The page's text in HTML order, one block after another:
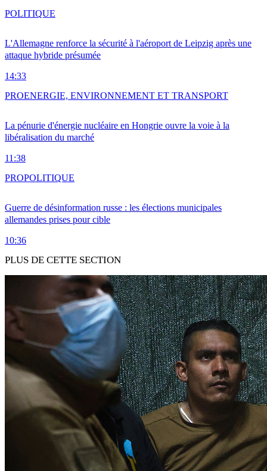
L'Allemagne renforce la sécurité à l'aéroport de Leipzig après une
attaque hybride présumée
14:33
POLITIQUE
La pénurie d'énergie nucléaire en Hongrie ouvre la voie à la
libéralisation du marché
11:38
PROENERGIE, ENVIRONNEMENT ET TRANSPORT
Guerre de désinformation russe : les élections municipales
allemandes prises pour cible
10:36
PROPOLITIQUE
PLUS DE CETTE SECTION